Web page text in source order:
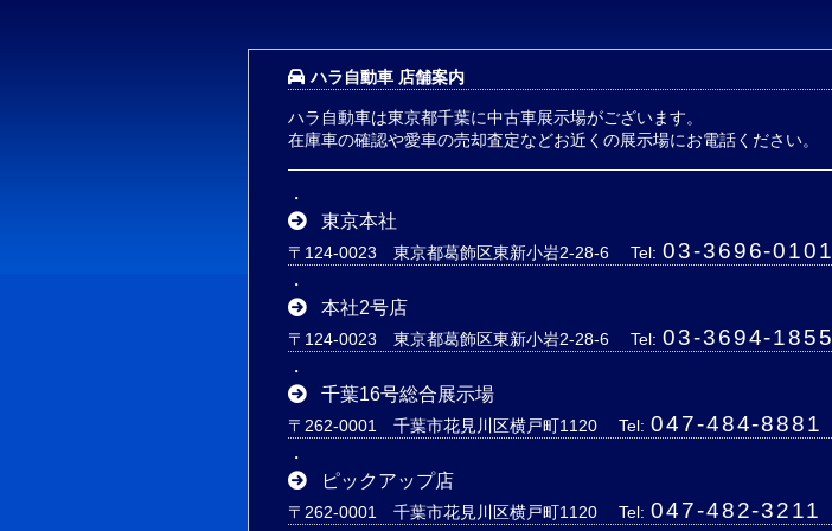
ハラ自動車 店舗案内
ハラ自動車は東京都千葉に中古車展示場がございます。
在庫車の確認や愛車の売却査定などお近くの展示場にお電話ください。
東京本社
〒124-0023 東京都葛飾区東新小岩2-28-6 Tel: 03-3696-0101
本社2号店
〒124-0023 東京都葛飾区東新小岩2-28-6 Tel: 03-3694-1855
千葉16号総合展示場
〒262-0001 千葉市花見川区横戸町1120 Tel: 047-484-8881
ピックアップ店
〒262-0001 千葉市花見川区横戸町1120 Tel: 047-482-3211